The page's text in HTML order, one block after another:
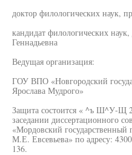
доктор филологических наук,
кандидат филологических
Геннадьевна
Ведущая организация:
ГОУ ВПО «Новгородский
Ярослава Мудрого»
Защита состоится « ^ъ Ш^У-Щ
заседании диссертационного
«Мордовский государственный
М.Е. Евсевьева» по адресу:
136.